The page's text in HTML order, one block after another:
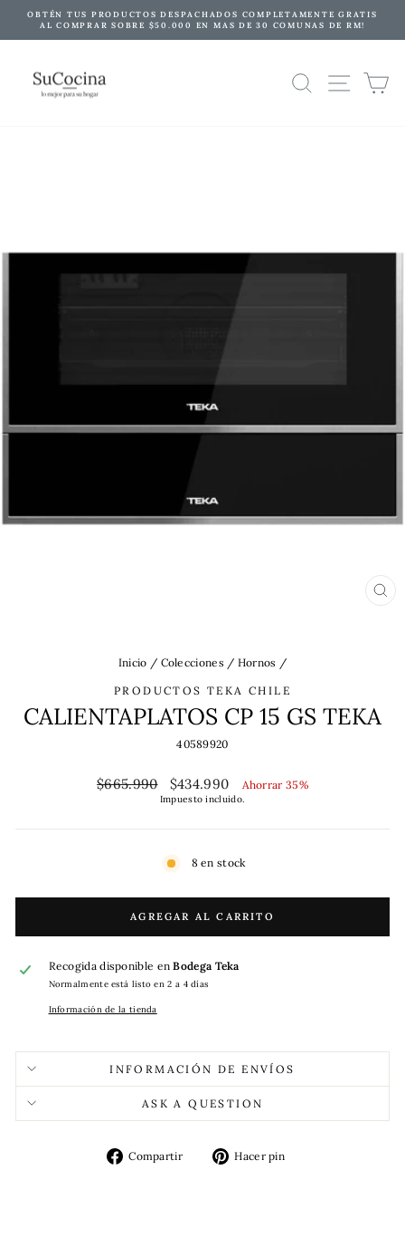
directamente
diapositivas
pausa
OBTÉN TUS PRODUCTOS DESPACHADOS COMPLETAMENTE GRATIS
AL COMPRAR SOBRE $50.000 EN MAS DE 30 COMUNAS DE RM!
BUSCAR
Inicio / Colecciones / Hornos /
PRODUCTOS TEKA CHILE
CALIENTAPLATOS CP 15 GS TEKA
40589920
Precio
habitual
$665.990
Precio
de
oferta
$434.990 Ahorrar 35%
Impuesto incluido.
8 en stock
AGREGAR AL CARRITO
Recogida disponible enBodega Teka
Normalmente está listo en 2 a 4 días
Información de la tienda
INFORMACIÓN DE ENVÍOS
ASK A QUESTION
Compartir
CompartirHacer pin